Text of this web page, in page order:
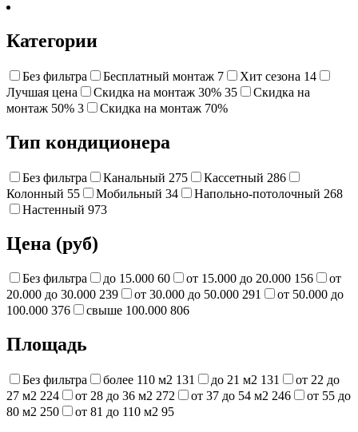
Категории
Без фильтра Бесплатный монтаж 7 Хит сезона 14
Лучшая цена
Cкидка на монтаж 30% 35
Скидка на
монтаж 50% 3 Cкидка на монтаж 70%
Тип кондиционера
Без фильтра Канальный 275 Кассетный 286
Колонный 55 Мобильный 34 Напольно-потолочный 268
Настенный 973
Цена (руб)
Без фильтра до 15.000 60 от 15.000 до 20.000 156
от
20.000 до 30.000 239 от 30.000 до 50.000 291
от 50.000 до
100.000 376 свыше 100.000 806
Площадь
Без фильтра более 110 м2 131 до 21 м2 131
от 22 до
27 м2 224 от 28 до 36 м2 272 от 37 до 54 м2 246
от 55 до
80 м2 250 от 81 до 110 м2 95